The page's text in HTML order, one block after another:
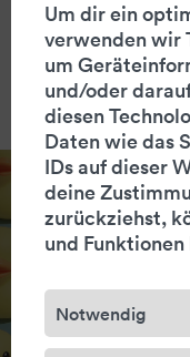
ESG Jahresberichte
«Unique
statt «AI Slop»
Um dir ein
verwenden wir
um
und/oder
diesen
Daten wie das
IDs auf dieser
deine
zurückziehst,
und
Notwendig